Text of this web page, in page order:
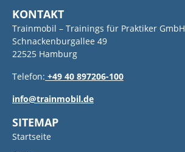
KONTAKT
Trainmobil – Trainings für Praktiker GmbH
Schnackenburgallee 49
22525 Hamburg
Telefon: +49 40 897206-100
info@trainmobil.de
SITEMAP
Startseite